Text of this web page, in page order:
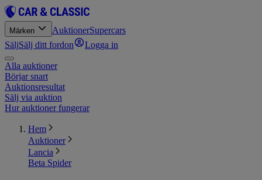
Märken AuktionerSupercars
SäljSälj ditt fordon Logga in
Alla auktioner
Börjar snart
Auktionsresultat
Sälj via auktion
Hur auktioner fungerar
Hem
Auktioner
Lancia
Beta Spider